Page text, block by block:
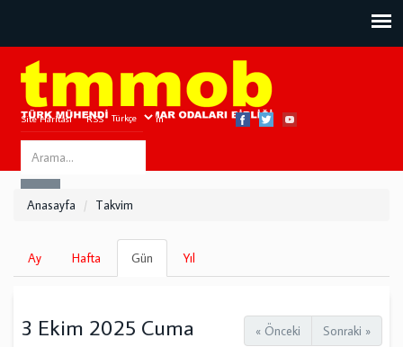
Site Haritası RSS Bize Ulaşın
Search
this
Anasayfa Takvim
Birincil
sekmeler
Ay Hafta Gün
sekme)
Yıl
« Önceki Sonraki »
3 Ekim 2025 Cuma